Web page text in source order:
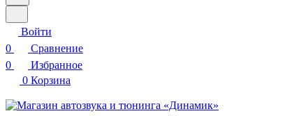
Войти
0
Сравнение
0
Избранное
0 Корзина